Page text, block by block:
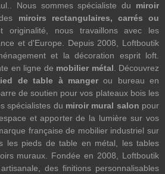
Nous sommes spécialiste du miroir
miroirs rectangulaires, carrés ou
originalité, nous travaillons avec les
et d'Europe. Depuis 2008, Loftboutik
et la décoration esprit loft.
en ligne de mobilier métal. Découvrez
de table à mangerou bureau en
de soutien pour vos plateaux bois les
spécialistes du miroir mural salon pour
et apporter de la lumière sur vos
française de mobilier industriel sur
les pieds de table en métal, les tables
muraux. Fondée en 2008, Loftboutik
des finitions personnalisables